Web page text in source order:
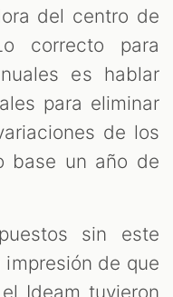
del centro de
correcto para
es hablar
para eliminar
de los
base un año de
sin este
de que
Ideam tuvieron